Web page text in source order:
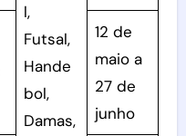
l,
Futsal,
Hande
bol,
Damas,
12 de
maio a
27 de
junho